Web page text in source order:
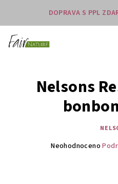
obsah
DOPRAVA S PPL
Nelsons
Průměrné
Neohodnoceno